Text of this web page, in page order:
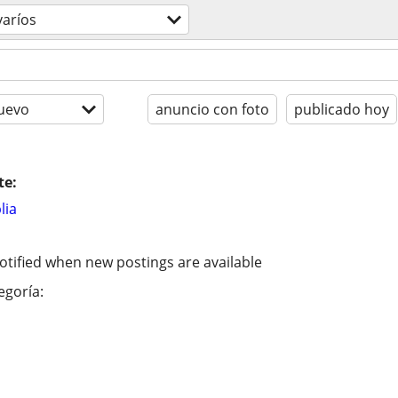
anuncio con foto publicado hoy
when new postings are available